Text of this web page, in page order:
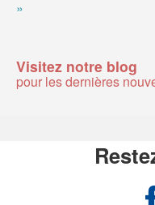
»
Visitez notre blog
pour les dernières